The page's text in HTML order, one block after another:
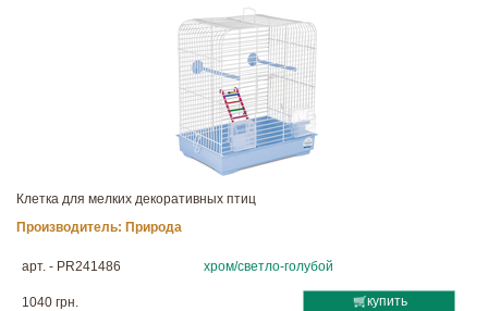
Клетка для мелких декоративных птиц
Производитель: Природа
арт. - PR241486 хром/светло-голубой
1040 грн. купить